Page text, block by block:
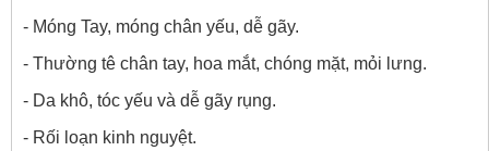
- Móng Tay, móng chân yếu, dễ gãy.
- Thường tê chân tay, hoa mắt, chóng mặt, mỏi lưng.
- Da khô, tóc yếu và dễ gãy rụng.
- Rối loạn kinh nguyệt.